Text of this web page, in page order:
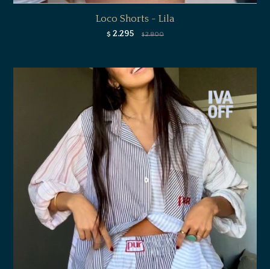
Loco Shorts - Lila
$ 2.295 $ 2.800